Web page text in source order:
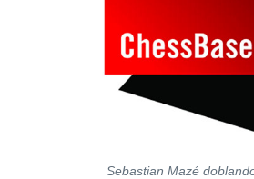
Sebastian Mazé